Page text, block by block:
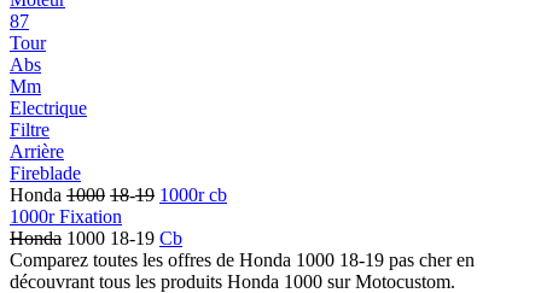
87
Tour
Abs
Mm
Electrique
Filtre
Arrière
Fireblade
Honda 1000 18-19 1000r cb
1000r Fixation
Honda 1000 18-19 Cb
Comparez toutes les offres de Honda 1000 18-19 pas cher en
découvrant tous les produits Honda 1000 sur Motocustom.